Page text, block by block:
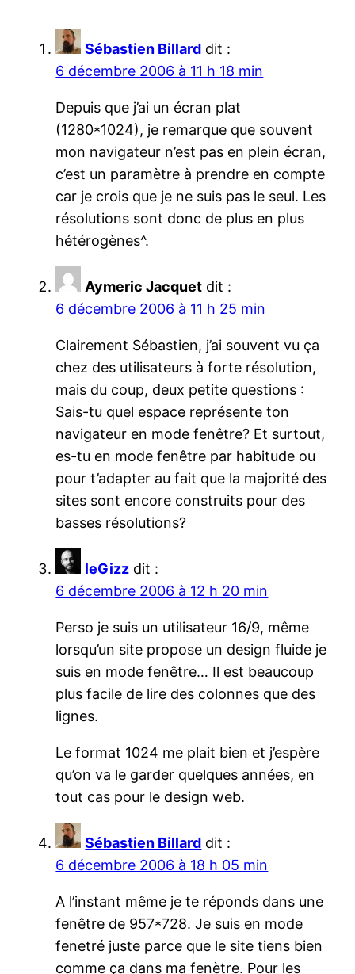
Sébastien Billard dit :
6 décembre 2006 à 11 h 18 min
Depuis que j’ai un écran plat
(1280*1024), je remarque que souvent
mon navigateur n’est pas en plein écran,
c’est un paramètre à prendre en compte
car je crois que je ne suis pas le seul. Les
résolutions sont donc de plus en plus
hétérogènes^.
Aymeric Jacquet dit :
6 décembre 2006 à 11 h 25 min
Clairement Sébastien, j’ai souvent vu ça
chez des utilisateurs à forte résolution,
mais du coup, deux petite questions :
Sais-tu quel espace représente ton
navigateur en mode fenêtre? Et surtout,
es-tu en mode fenêtre par habitude ou
pour t’adapter au fait que la majorité des
sites sont encore construits pour des
basses résolutions?
leGizz dit :
6 décembre 2006 à 12 h 20 min
Perso je suis un utilisateur 16/9, même
lorsqu’un site propose un design fluide je
suis en mode fenêtre… Il est beaucoup
plus facile de lire des colonnes que des
lignes.
Le format 1024 me plait bien et j’espère
qu’on va le garder quelques années, en
tout cas pour le design web.
Sébastien Billard dit :
6 décembre 2006 à 18 h 05 min
A l’instant même je te réponds dans une
fenêtre de 957*728. Je suis en mode
fenetré juste parce que le site tiens bien
comme ça dans ma fenètre. Pour les